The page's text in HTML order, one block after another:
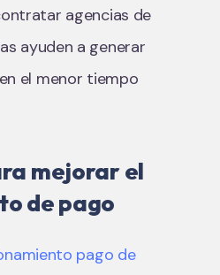
agencias de
ayuden a generar
el menor tiempo
mejorar el
de pago
pago de